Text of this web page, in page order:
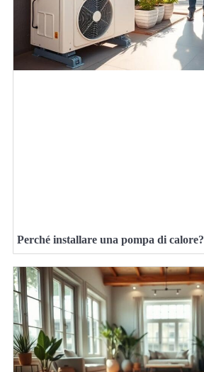
Perché installare una pompa di calore?